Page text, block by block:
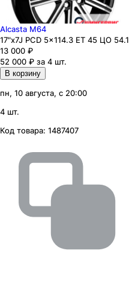
Alcasta M64
17"x7J PCD 5x114.3 ЕТ 45 ЦО 54.1
13 000 ₽
52 000 ₽ за 4 шт.
В корзину
пн, 10 августа, с 20:00
4 шт.
Код товара: 1487407